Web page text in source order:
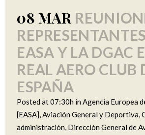
08 MAR
EASA Y LA DGAC
REAL AERO CLUB
ESPAÑA
Posted at 07:30h inAgencia Europea
[EASA],Aviación General y Deportiva,
administración, Dirección General de